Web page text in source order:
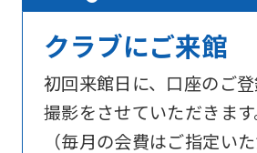
クラブにご来館
初回来館日に、口座のご
撮影をさせていただきます
（毎月の会費はご指定い
Sports
website
is